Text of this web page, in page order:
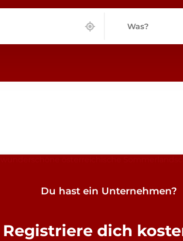
Was?
Du hast ein Unternehmen?
Registriere dich